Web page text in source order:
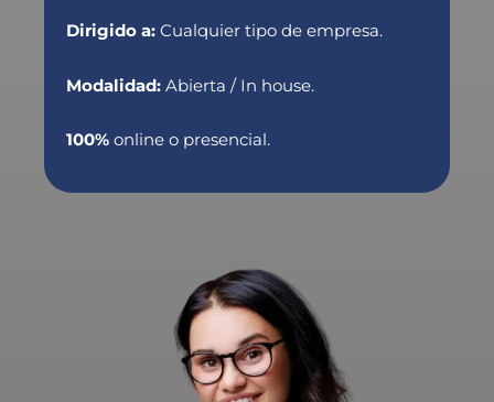
Dirigido a: Cualquier tipo de empresa.
Modalidad: Abierta / In house.
100% online o presencial.